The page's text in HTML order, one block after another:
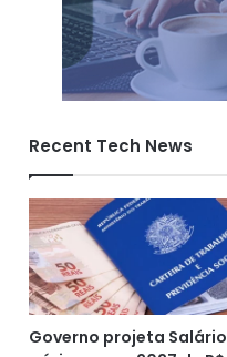
Recent Tech News
Governo projeta Salário